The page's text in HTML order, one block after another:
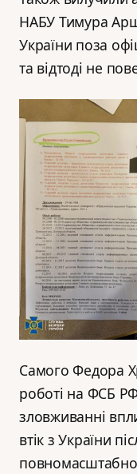
НАБУ Тимура
України поза
та відтоді не
Самого Федора
роботі на ФСБ
зловживанні
втік з України